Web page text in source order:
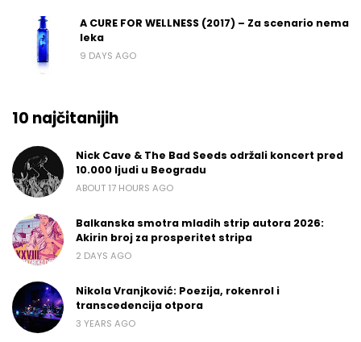
A CURE FOR WELLNESS (2017) – Za scenario nema
leka
9 DAYS AGO
10 najčitanijih
Nick Cave & The Bad Seeds održali koncert pred
10.000 ljudi u Beogradu
ABOUT 17 HOURS AGO
Balkanska smotra mladih strip autora 2026:
Akirin broj za prosperitet stripa
2 DAYS AGO
Nikola Vranjković: Poezija, rokenrol i
transcedencija otpora
3 YEARS AGO